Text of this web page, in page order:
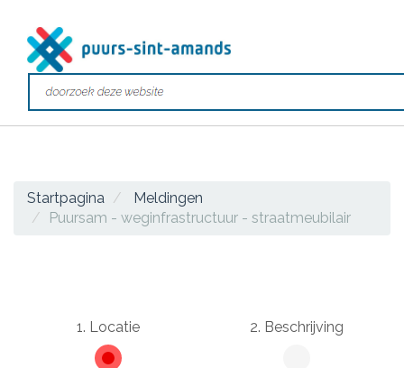
Startpagina
Meldingen
Puursam - weginfrastructuur - straatmeubilair
1. Locatie 2. Beschrijving